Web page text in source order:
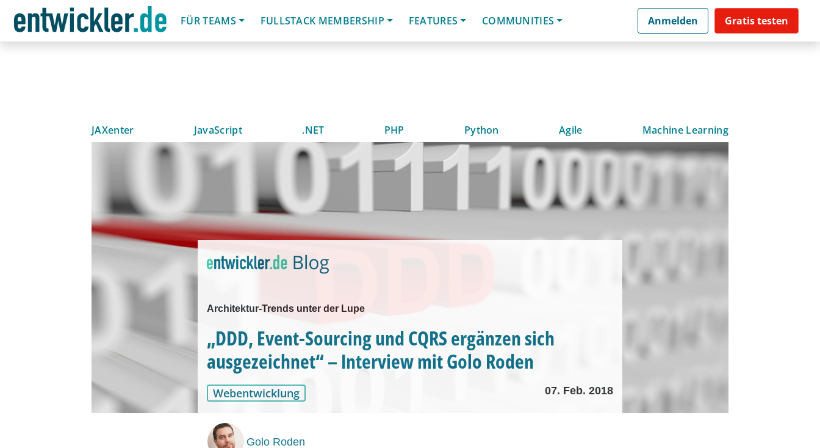
FÜR TEAMS
FULLSTACK MEMBERSHIP FEATURES COMMUNITIES Anmelden Gratis testen
JAXenter JavaScript .NET PHP Python Agile Machine Learning
Architektur-Trends unter der Lupe
„DDD, Event-Sourcing und CQRS ergänzen sich
ausgezeichnet“ – Interview mit Golo Roden
Webentwicklung 07. Feb. 2018
Golo Roden